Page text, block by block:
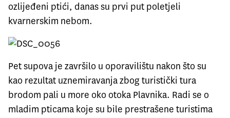
ozlijeđeni ptići, danas su prvi put poletjeli
kvarnerskim nebom.
Pet supova je završilo u oporavilištu nakon što su
kao rezultat uznemiravanja zbog turistički tura
brodom pali u more oko otoka Plavnika. Radi se o
mladim pticama koje su bile prestrašene turistima